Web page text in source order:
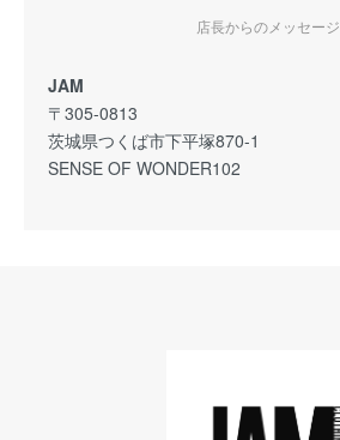
店長からのメッセージ
JAM
〒305-0813
茨城県つくば市下平塚870-1
SENSE OF WONDER102